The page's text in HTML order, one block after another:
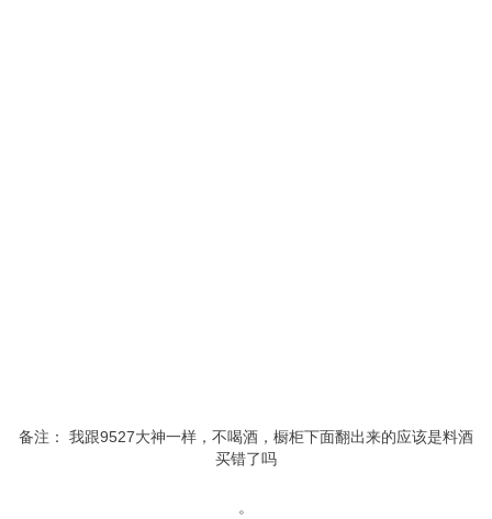
备注： 我跟9527大神一样，不喝酒，橱柜下面翻出来的应该是料酒
买错了吗
。